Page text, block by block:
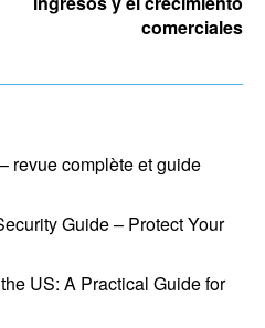
comerciales
revue complète et guide
Guide – Protect Your
US: A Practical Guide for